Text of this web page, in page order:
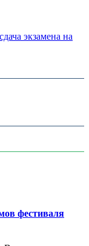
сдача экзамена на
фестиваля